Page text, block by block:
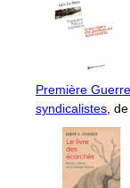
Première
syndicalistes ,